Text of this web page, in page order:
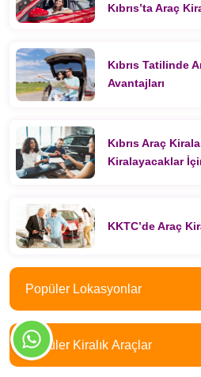
Kıbrıs’ta Araç
Kıbrıs Tatilinde
Avantajları
Kıbrıs Araç
Kiralayacaklar
KKTC’de Araç
Popüler Lokasyonlar
Popüler Kiralık Araçlar